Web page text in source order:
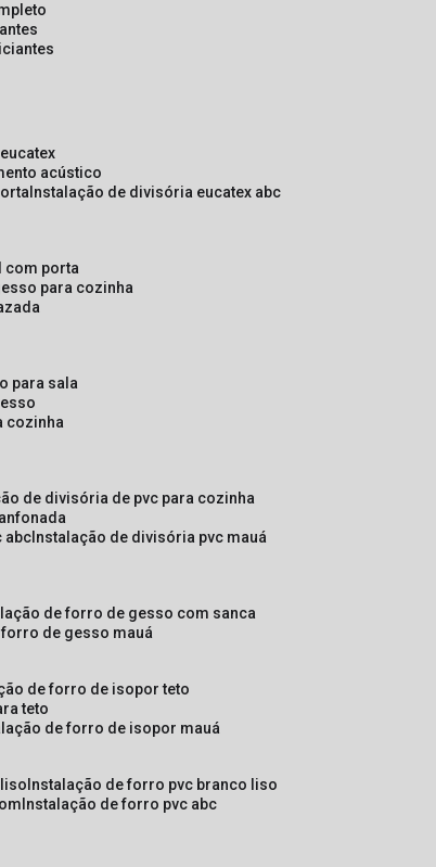
acústico
instalação de divisória eucatex abc
com porta
para cozinha
para sala
cozinha
de divisória de pvc para cozinha
abc instalação de divisória pvc mauá
de forro de gesso com sanca
forro de gesso mauá
de forro de isopor teto
teto
de forro de isopor mauá
instalação de forro pvc branco liso
instalação de forro pvc abc